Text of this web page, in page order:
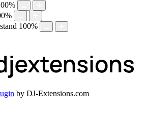
%
%
100%
by DJ-Extensions.com